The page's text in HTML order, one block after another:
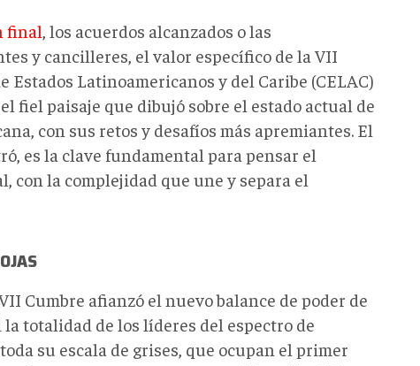
final, los acuerdos alcanzados o las
y cancilleres, el valor específico de la VII
Estados Latinoamericanos y del Caribe (CELAC)
fiel paisaje que dibujó sobre el estado actual de
con sus retos y desafíos más apremiantes. El
es la clave fundamental para pensar el
con la complejidad que une y separa el
Cumbre afianzó el nuevo balance de poder de
totalidad de los líderes del espectro de
su escala de grises, que ocupan el primer